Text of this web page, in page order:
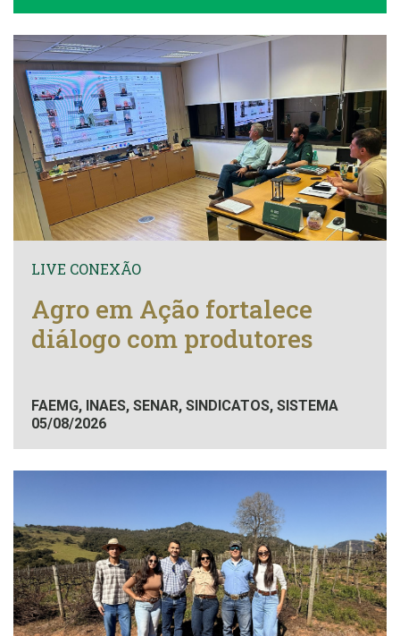
LIVE CONEXÃO
Agro em Ação fortalece
diálogo com produtores
FAEMG, INAES, SENAR, SINDICATOS, SISTEMA
FAEMG
05/08/2026